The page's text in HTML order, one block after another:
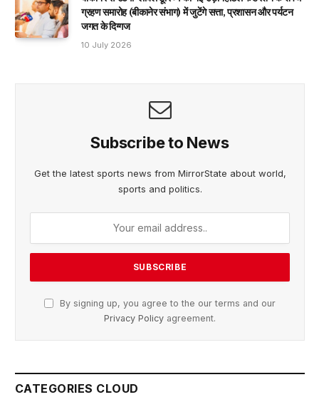
ग्रहण समारोह (बीकानेर संभाग) में जुटेंगे सत्ता, प्रशासन और पर्यटन
जगत के दिग्गज
10 July 2026
Subscribe to News
Get the latest sports news from MirrorState about world,
sports and politics.
By signing up, you agree to the our terms and our
Privacy Policy agreement.
CATEGORIES CLOUD